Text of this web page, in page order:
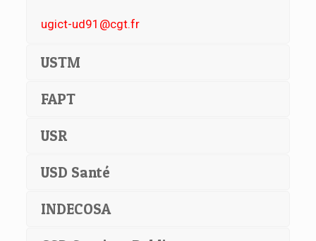
ugict-ud91@cgt.fr
USTM
FAPT
USR
USD Santé
INDECOSA